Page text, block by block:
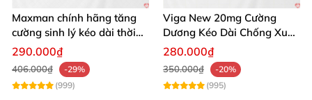
Maxman chính hãng tăng
cường sinh lý kéo dài thời
gian xuất tinh
290.000₫
406.000₫
-29%
(999)
Viga New 20mg Cường
Dương Kéo Dài Chống Xuất
Tinh Hộp 4 Viên
280.000₫
350.000₫
-20%
(995)